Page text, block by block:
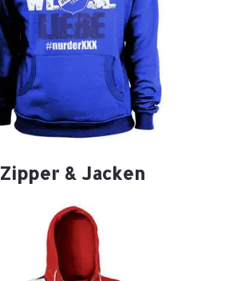
Zipper & Jacken